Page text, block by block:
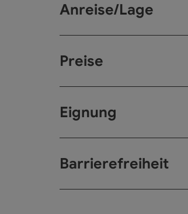
Anreise/Lage
Preise
Eignung
Barrierefreiheit